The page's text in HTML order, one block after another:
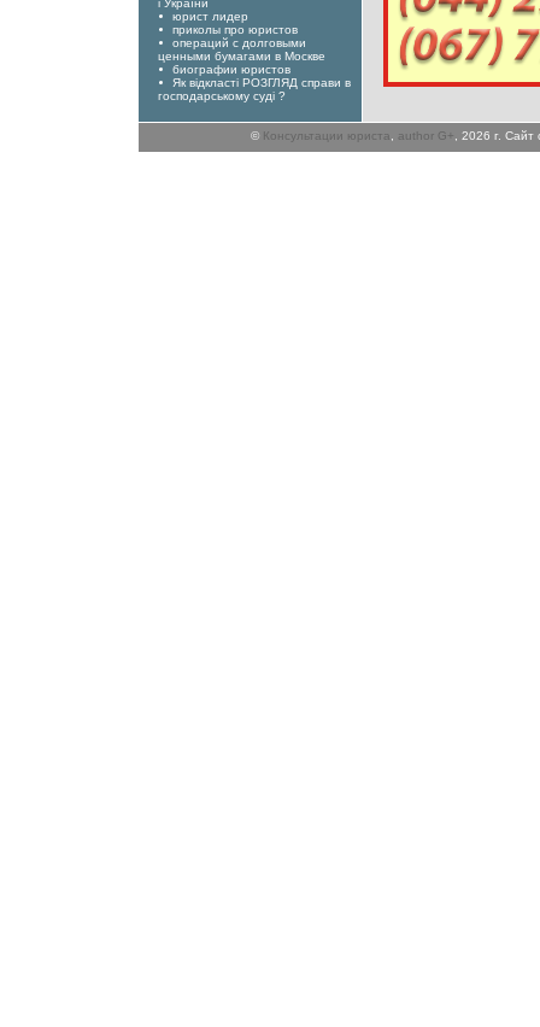
і України
юрист лидер
приколы про юристов
операций с долговыми
ценными бумагами в Москве
биографии юристов
Як відкласті РОЗГЛЯД справи в
господарському суді ?
© Консультации юриста author G+ , 2026 г.